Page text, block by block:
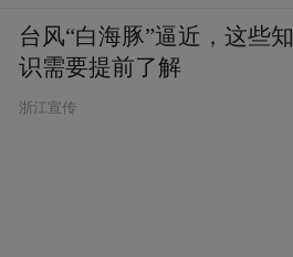
台风“白海豚”逼近，这些知
识需要提前了解
浙江宣传